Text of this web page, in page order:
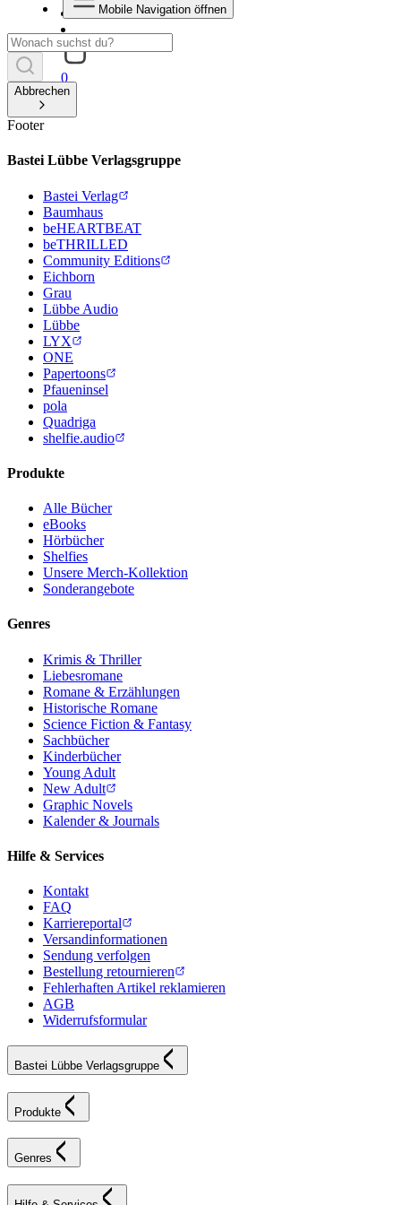
0
Mobile Navigation öffnen
Abbrechen
Footer
Bastei Lübbe Verlagsgruppe
Bastei Verlag
Baumhaus
beHEARTBEAT
beTHRILLED
Community Editions
Eichborn
Grau
Lübbe Audio
Lübbe
LYX
ONE
Papertoons
Pfaueninsel
pola
Quadriga
shelfie.audio
Produkte
Alle Bücher
eBooks
Hörbücher
Shelfies
Unsere Merch-Kollektion
Sonderangebote
Genres
Krimis & Thriller
Liebesromane
Romane & Erzählungen
Historische Romane
Science Fiction & Fantasy
Sachbücher
Kinderbücher
Young Adult
New Adult
Graphic Novels
Kalender & Journals
Hilfe & Services
Kontakt
FAQ
Karriereportal
Versandinformationen
Sendung verfolgen
Bestellung retournieren
Fehlerhaften Artikel reklamieren
AGB
Widerrufsformular
Bastei Lübbe Verlagsgruppe
Produkte
Genres